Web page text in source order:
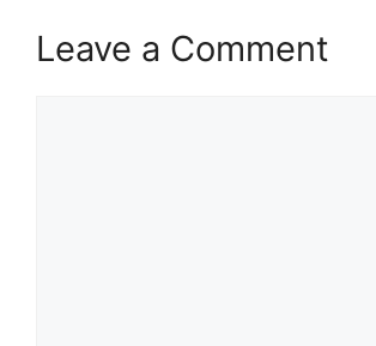
Leave a Comment